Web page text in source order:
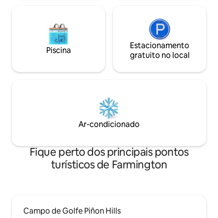
Piscina
Estacionamento
gratuito no local
Ar-condicionado
Fique perto dos principais pontos
turísticos de Farmington
Campo de Golfe Piñon Hills